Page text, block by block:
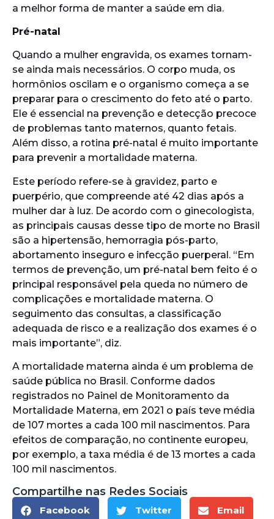
a melhor forma de manter a saúde em dia.
Pré-natal
Quando a mulher engravida, os exames tornam-
se ainda mais necessários. O corpo muda, os
hormônios oscilam e o organismo começa a se
preparar para o crescimento do feto até o parto.
Ele é essencial na prevenção e detecção precoce
de problemas tanto maternos, quanto fetais.
Além disso, a rotina pré-natal é muito importante
para prevenir a mortalidade materna.
Este período refere-se à gravidez, parto e
puerpério, que compreende até 42 dias após a
mulher dar à luz. De acordo com o ginecologista,
as principais causas desse tipo de morte no Brasil
são a hipertensão, hemorragia pós-parto,
abortamento inseguro e infecção puerperal. “Em
termos de prevenção, um pré-natal bem feito é o
principal responsável pela queda no número de
complicações e mortalidade materna. O
seguimento das consultas, a classificação
adequada de risco e a realização dos exames é o
mais importante”, diz.
A mortalidade materna ainda é um problema de
saúde pública no Brasil. Conforme dados
registrados no Painel de Monitoramento da
Mortalidade Materna, em 2021 o país teve média
de 107 mortes a cada 100 mil nascimentos. Para
efeitos de comparação, no continente europeu,
por exemplo, a taxa média é de 13 mortes a cada
100 mil nascimentos.
Compartilhe nas Redes Sociais
Facebook Twitter Email